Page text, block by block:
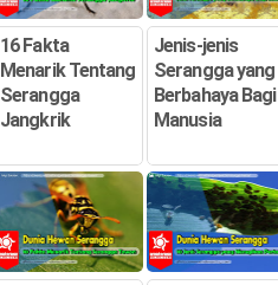
16 Fakta
Menarik Tentang
Serangga
Jangkrik
Jenis-jenis
Serangga yang
Berbahaya Bagi
Manusia